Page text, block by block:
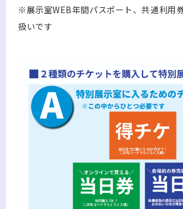
※展示室WEB年間パスポート、共通利用
扱いです